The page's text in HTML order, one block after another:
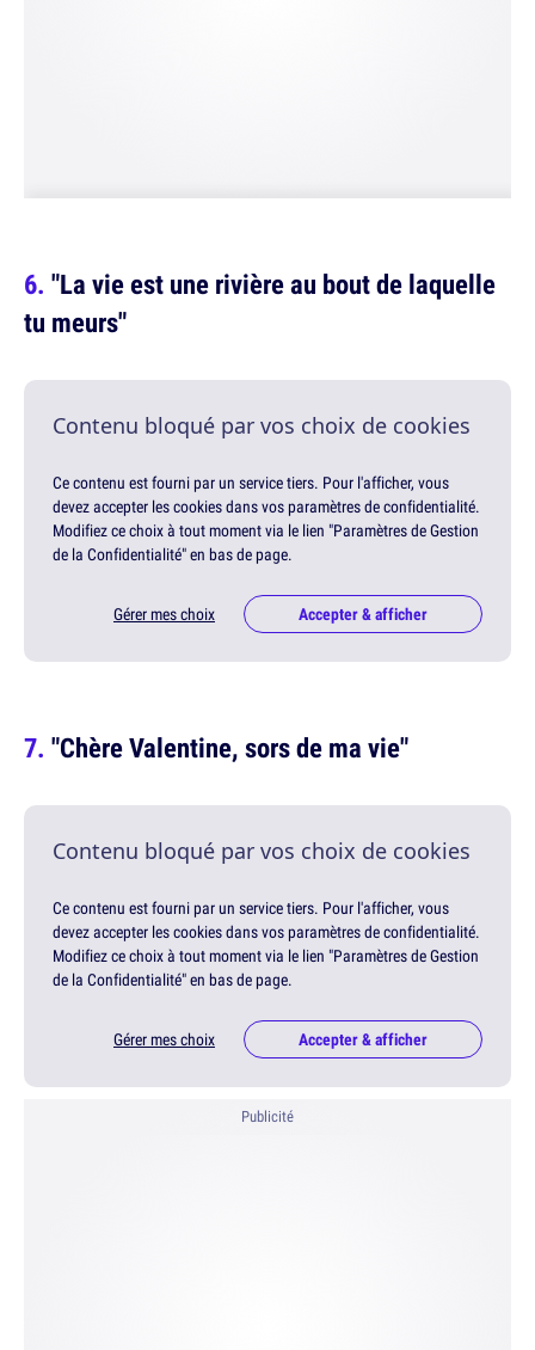
"La vie est une rivière au bout de laquelle
tu meurs"
Contenu bloqué par vos choix de cookies
Ce contenu est fourni par un service tiers. Pour l'afficher, vous
devez accepter les cookies dans vos paramètres de confidentialité.
Modifiez ce choix à tout moment via le lien "Paramètres de Gestion
de la Confidentialité" en bas de page.
Gérer mes choix Accepter & afficher
"Chère Valentine, sors de ma vie"
Contenu bloqué par vos choix de cookies
Ce contenu est fourni par un service tiers. Pour l'afficher, vous
devez accepter les cookies dans vos paramètres de confidentialité.
Modifiez ce choix à tout moment via le lien "Paramètres de Gestion
de la Confidentialité" en bas de page.
Gérer mes choix Accepter & afficher
Publicité